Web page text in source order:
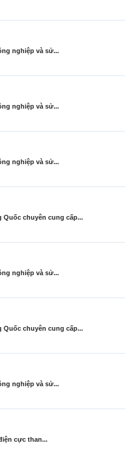
nghiệp và sử...
nghiệp và sử...
nghiệp và sử...
Quốc chuyên cung cấp...
nghiệp và sử...
Quốc chuyên cung cấp...
nghiệp và sử...
cực than...